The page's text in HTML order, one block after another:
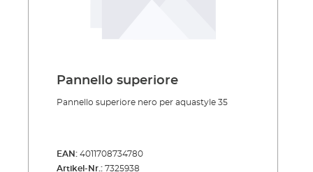
Pannello superiore
Pannello superiore nero per aquastyle 35
EAN: 4011708734780
Artikel-Nr.: 7325938